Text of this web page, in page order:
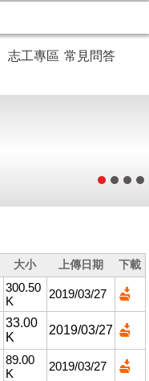
志工專區 常見問答
大小 上傳日期 下載
300.50
K
2019/03/27
33.00
K
2019/03/27
89.00
K
2019/03/27